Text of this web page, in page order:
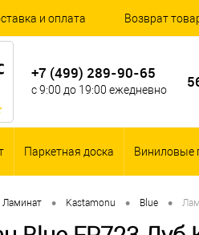
и оплата Возврат
+7 (499) 289-90-65
с 9:00 до 19:00 ежедневно
Паркетная доска Виниловые
Ламинат • Kastamonu • Blue •